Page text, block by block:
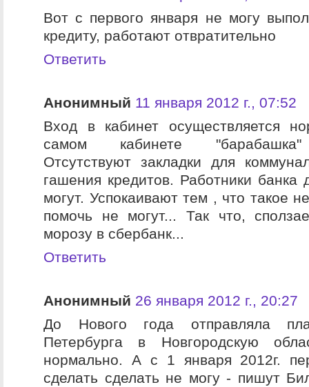
Вот с первого января не могу
кредиту, работают отвратительно
Ответить
Анонимный 11 января 2012 г., 07:52
Вход в кабинет осуществляется
самом кабинете "барабашка"
Отсутствуют закладки для
гашения кредитов. Работники банка
могут. Успокаивают тем , что такое
помочь не могут... Так что,
морозу в сбербанк...
Ответить
Анонимный 26 января 2012 г., 20:27
До Нового года отправляла
Петербурга в Новгородскую
нормально. А с 1 января 2012г.
сделать сделать не могу - пишут